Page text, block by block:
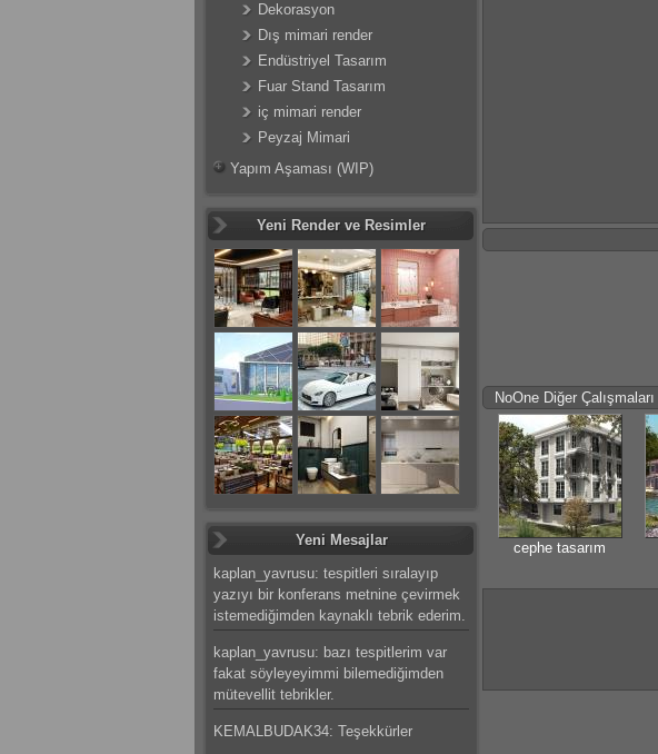
NoOne Diğer Çalışmaları
cephe tasarım
Dekorasyon
Dış mimari render
Endüstriyel Tasarım
Fuar Stand Tasarım
iç mimari render
Peyzaj Mimari
Yapım Aşaması (WIP)
Yeni Render ve Resimler
Yeni Mesajlar
kaplan_yavrusu: tespitleri sıralayıp
yazıyı bir konferans metnine çevirmek
istemediğimden kaynaklı tebrik ederim.
kaplan_yavrusu: bazı tespitlerim var
fakat söyleyeyimmi bilemediğimden
mütevellit tebrikler.
KEMALBUDAK34: Teşekkürler